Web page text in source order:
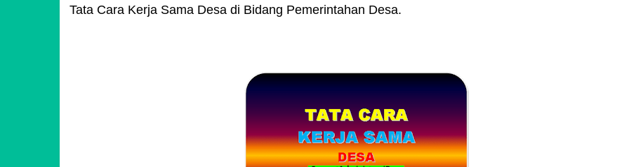
Tata Cara Kerja Sama Desa di Bidang Pemerintahan Desa.